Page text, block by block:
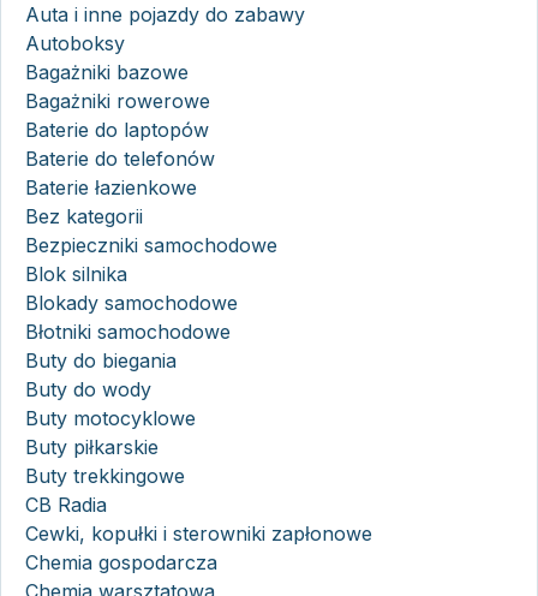
Auta i inne pojazdy do zabawy
Autoboksy
Bagażniki bazowe
Bagażniki rowerowe
Baterie do laptopów
Baterie do telefonów
Baterie łazienkowe
Bez kategorii
Bezpieczniki samochodowe
Blok silnika
Blokady samochodowe
Błotniki samochodowe
Buty do biegania
Buty do wody
Buty motocyklowe
Buty piłkarskie
Buty trekkingowe
CB Radia
Cewki, kopułki i sterowniki zapłonowe
Chemia gospodarcza
Chemia warsztatowa